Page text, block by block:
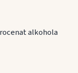
alkohola